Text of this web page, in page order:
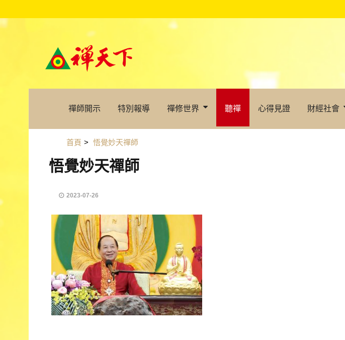
禪師開示 特別報導 禪修世界 聽禪 心得見證 財經社會
首頁 > 悟覺妙天禪師
悟覺妙天禪師
2023-07-26